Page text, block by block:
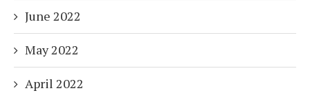
June 2022
May 2022
April 2022